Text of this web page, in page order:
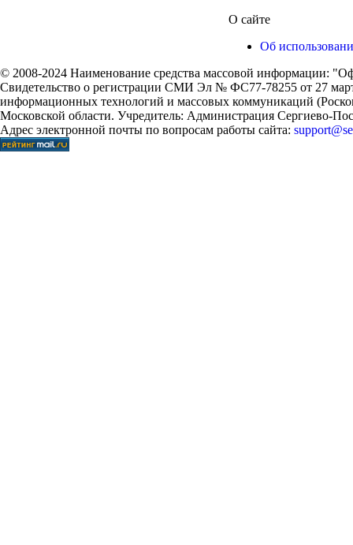
О сайте
Об
© 2008-2024 Наименование средства массовой информации:
Свидетельство о регистрации СМИ Эл № ФС77-78255 от 27
информационных технологий и массовых коммуникаций
Московской области. Учредитель: Администрация Сергиево-
Адрес электронной почты по вопросам работы сайта: